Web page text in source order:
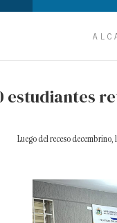
estudiantes
Luego del receso